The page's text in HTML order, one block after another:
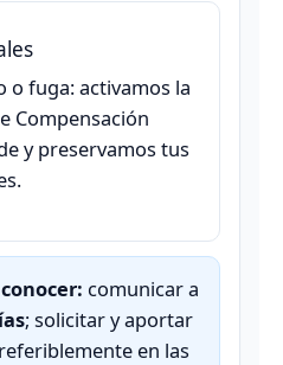
o fuga: activamos la
Compensación
y preservamos tus
comunicar a
; solicitar y aportar
en las